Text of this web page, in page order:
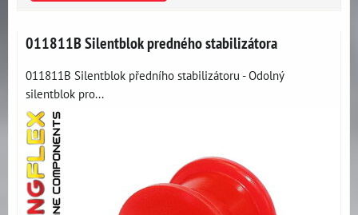
011811B Silentblok predného stabilizátora
011811B Silentblok předního stabilizátoru - Odolný
silentblok pro...